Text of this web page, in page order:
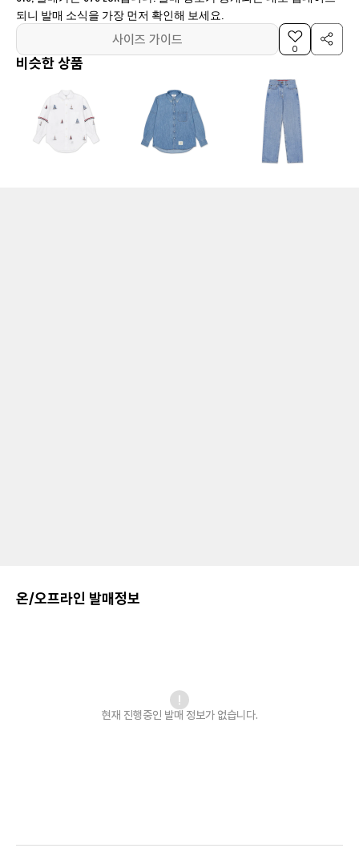
되니 발매 소식을 가장 먼저 확인해 보세요.
사이즈 가이드
0
비슷한 상품
온/오프라인 발매정보
현재 진행중인 발매 정보가 없습니다.